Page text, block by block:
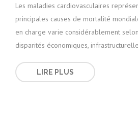
Les maladies cardiovasculaires
principales causes de mortalité
en charge varie considérablement
disparités économiques,
LIRE PLUS